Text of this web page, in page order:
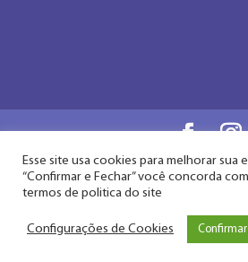
Flor de Lótus Acupuntura
Esse site usa cookies para melhorar sua
“Confirmar e Fechar” você concorda
termos de politica do site
Configurações de Cookies Confirmar